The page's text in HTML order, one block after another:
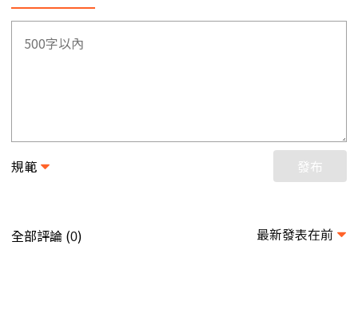
規範 發布
全部評論 (0) 最新發表在前